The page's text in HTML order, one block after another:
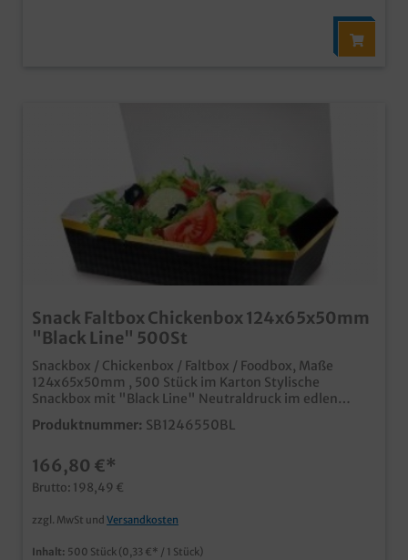
Snack Faltbox Chickenbox 124x65x50mm
"Black Line" 500St
Snackbox / Chickenbox / Faltbox / Foodbox, Maße
124x65x50mm , 500 Stück im Karton Stylische
Snackbox mit "Black Line" Neutraldruck im edlen
schwarz Ideal für Fingerfood, Chicken Nuggets & Wings,
Snacks usw., Qualität made in Germany schon ab
Produktnummer: SB1246550BL
166,80 €*
Brutto: 198,49 €
zzgl. MwSt und Versandkosten
Inhalt: 500 Stück (0,33 €* / 1 Stück)